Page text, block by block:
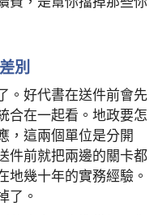
別
。好代書在送件前會先
合在一起看。地政要怎
，這兩個單位是分開
件前就把兩邊的關卡都
地幾十年的實務經驗。
了。